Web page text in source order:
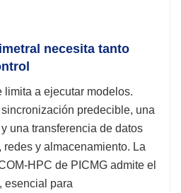
necesita tanto
limita a ejecutar modelos.
predecible, una
una transferencia de datos
redes y almacenamiento. La
HPC de PICMG admite el
esencial para